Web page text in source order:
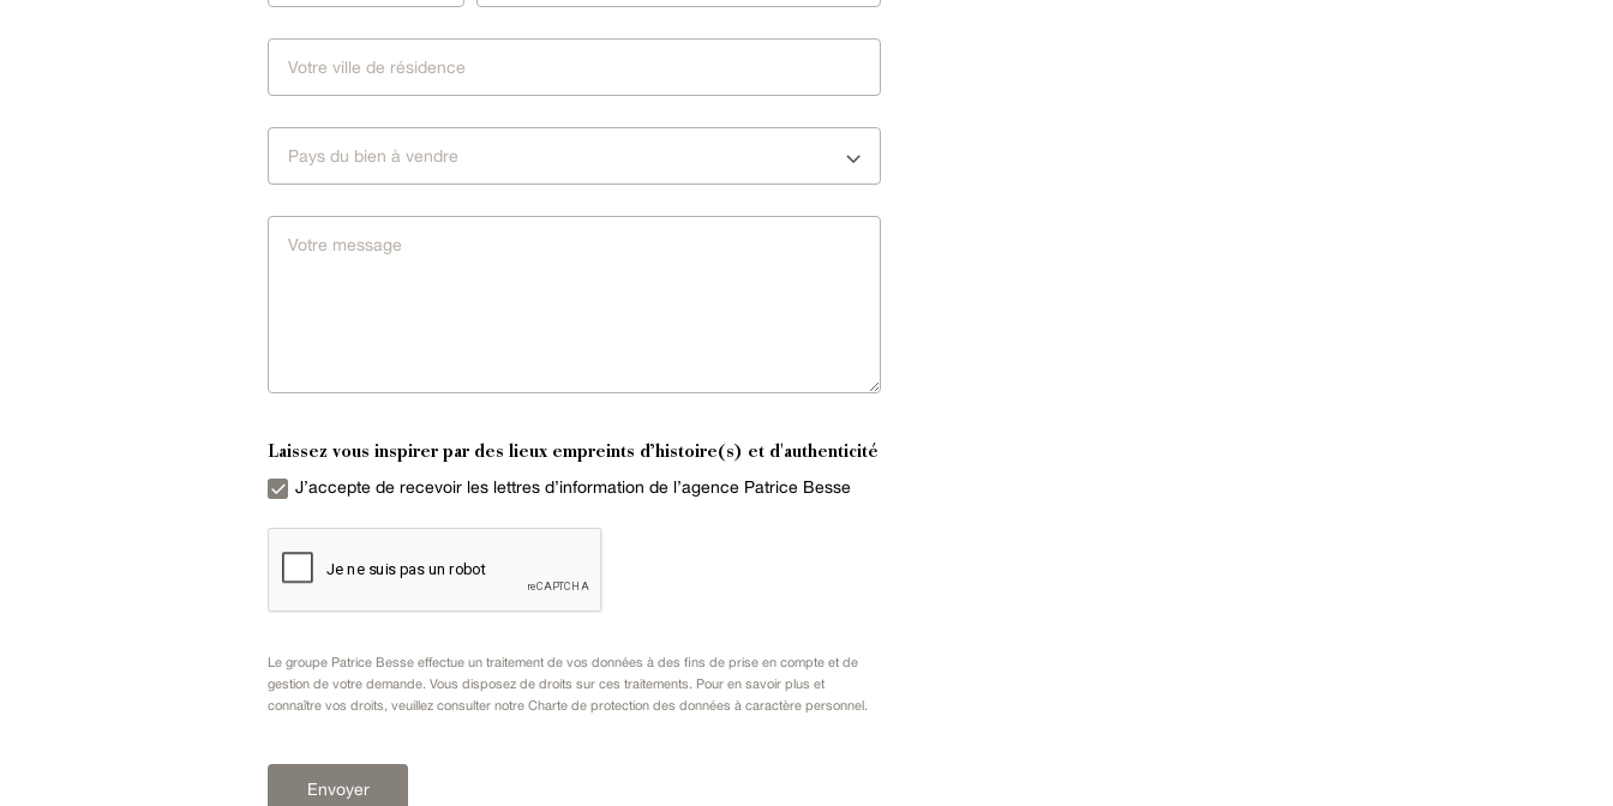
Pays du bien à vendre
Laissez vous inspirer par des lieux empreints d’histoire(s) et d'authenticité
J’accepte de recevoir les lettres d’information de l’agence Patrice Besse
Le groupe Patrice Besse effectue un traitement de vos données à des fins de prise en compte et de
gestion de votre demande. Vous disposez de droits sur ces traitements. Pour en savoir plus et
connaître vos droits, veuillez consulter notre Charte de protection des données à caractère personnel .
Envoyer